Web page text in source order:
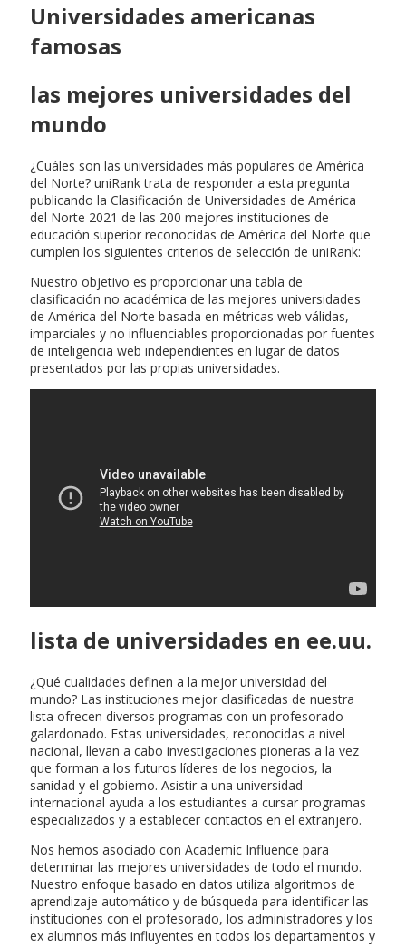
Universidades americanas
famosas
las mejores universidades del
mundo
¿Cuáles son las universidades más populares de América
del Norte? uniRank trata de responder a esta pregunta
publicando la Clasificación de Universidades de América
del Norte 2021 de las 200 mejores instituciones de
educación superior reconocidas de América del Norte que
cumplen los siguientes criterios de selección de uniRank:
Nuestro objetivo es proporcionar una tabla de
clasificación no académica de las mejores universidades
de América del Norte basada en métricas web válidas,
imparciales y no influenciables proporcionadas por fuentes
de inteligencia web independientes en lugar de datos
presentados por las propias universidades.
lista de universidades en ee.uu.
¿Qué cualidades definen a la mejor universidad del
mundo? Las instituciones mejor clasificadas de nuestra
lista ofrecen diversos programas con un profesorado
galardonado. Estas universidades, reconocidas a nivel
nacional, llevan a cabo investigaciones pioneras a la vez
que forman a los futuros líderes de los negocios, la
sanidad y el gobierno. Asistir a una universidad
internacional ayuda a los estudiantes a cursar programas
especializados y a establecer contactos en el extranjero.
Nos hemos asociado con Academic Influence para
determinar las mejores universidades de todo el mundo.
Nuestro enfoque basado en datos utiliza algoritmos de
aprendizaje automático y de búsqueda para identificar las
instituciones con el profesorado, los administradores y los
ex alumnos más influyentes en todos los departamentos y